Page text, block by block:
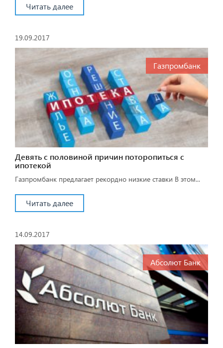
Читать далее
19.09.2017
Газпромбанк
Девять с половиной причин поторопиться c
ипотекой
Газпромбанк предлагает рекордно низкие ставки В этом...
Читать далее
14.09.2017
Абсолют Банк